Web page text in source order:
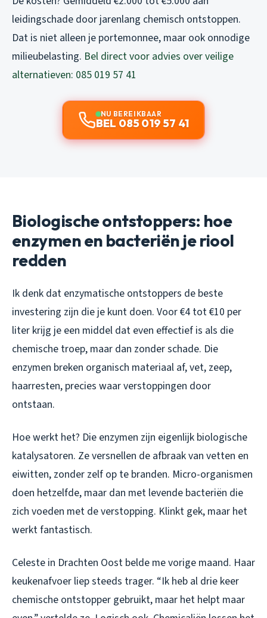
leidingschade door jarenlang chemisch ontstoppen.
Dat is niet alleen je portemonnee, maar ook onnodige
milieubelasting. Bel direct voor advies over veilige
alternatieven: 085 019 57 41
NU BEREIKBAAR
BEL 085 019 57 41
Biologische ontstoppers: hoe
enzymen en bacteriën je riool
redden
Ik denk dat enzymatische ontstoppers de beste
investering zijn die je kunt doen. Voor €4 tot €10 per
liter krijg je een middel dat even effectief is als die
chemische troep, maar dan zonder schade. Die
enzymen breken organisch materiaal af, vet, zeep,
haarresten, precies waar verstoppingen door
ontstaan.
Hoe werkt het? Die enzymen zijn eigenlijk biologische
katalysatoren. Ze versnellen de afbraak van vetten en
eiwitten, zonder zelf op te branden. Micro-organismen
doen hetzelfde, maar dan met levende bacteriën die
zich voeden met de verstopping. Klinkt gek, maar het
werkt fantastisch.
Celeste in Drachten Oost belde me vorige maand. Haar
keukenafvoer liep steeds trager. “Ik heb al drie keer
chemische ontstopper gebruikt, maar het helpt maar